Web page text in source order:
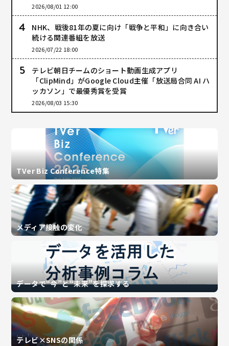
2026/08/01 12:00
NHK、戦後81年の夏に向け「戦争と平和」に向き合い
続ける関連番組を放送
2026/07/22 18:00
テレビ朝日チームのショート動画生成アプリ
「ClipMind」がGoogle Cloud主催「放送局合同 AI ハ
ッカソン」で最優秀賞を受賞
2026/08/03 15:30
TVer Biz Conference特集
メディア接触の変化
データで“今”と“未来”を探求する
テレビ×SNSの関係